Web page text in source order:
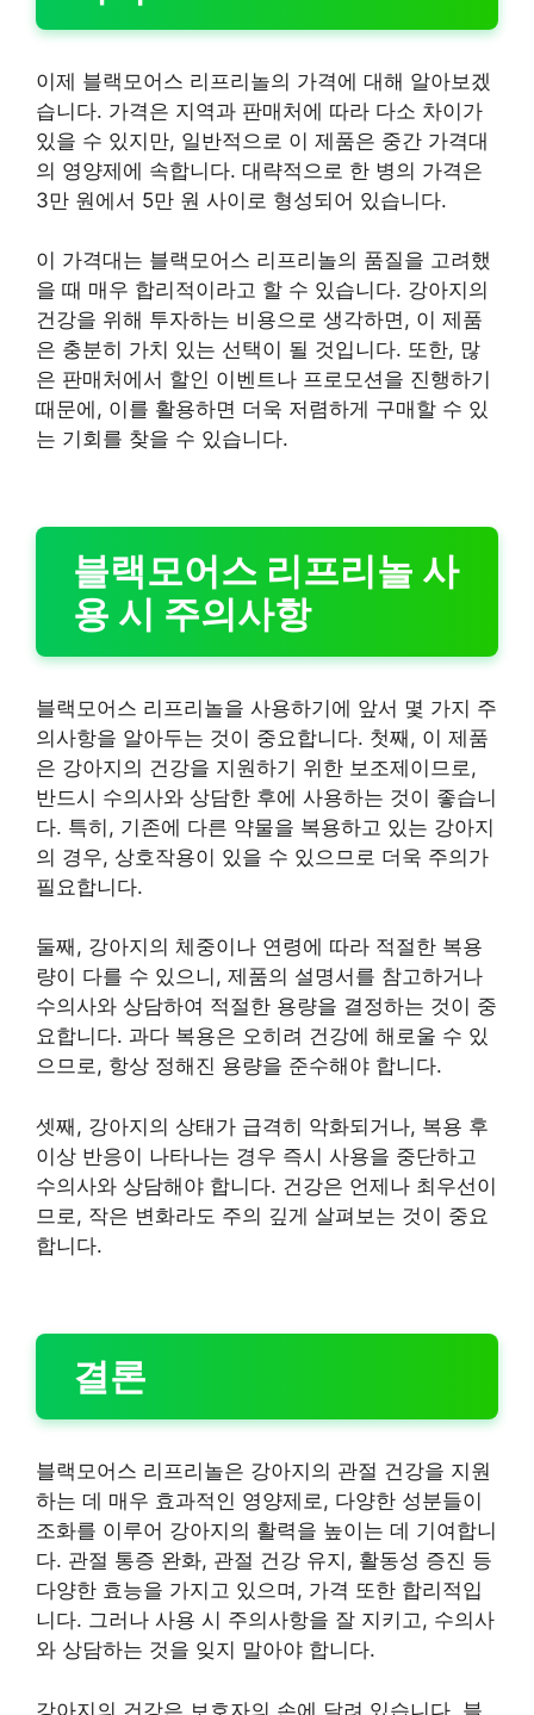
이제 블랙모어스 리프리놀의 가격에 대해 알아보겠
습니다. 가격은 지역과 판매처에 따라 다소 차이가
있을 수 있지만, 일반적으로 이 제품은 중간 가격대
의 영양제에 속합니다. 대략적으로 한 병의 가격은
3만 원에서 5만 원 사이로 형성되어 있습니다.
이 가격대는 블랙모어스 리프리놀의 품질을 고려했
을 때 매우 합리적이라고 할 수 있습니다. 강아지의
건강을 위해 투자하는 비용으로 생각하면, 이 제품
은 충분히 가치 있는 선택이 될 것입니다. 또한, 많
은 판매처에서 할인 이벤트나 프로모션을 진행하기
때문에, 이를 활용하면 더욱 저렴하게 구매할 수 있
는 기회를 찾을 수 있습니다.
블랙모어스 리프리놀 사
용 시 주의사항
블랙모어스 리프리놀을 사용하기에 앞서 몇 가지 주
의사항을 알아두는 것이 중요합니다. 첫째, 이 제품
은 강아지의 건강을 지원하기 위한 보조제이므로,
반드시 수의사와 상담한 후에 사용하는 것이 좋습니
다. 특히, 기존에 다른 약물을 복용하고 있는 강아지
의 경우, 상호작용이 있을 수 있으므로 더욱 주의가
필요합니다.
둘째, 강아지의 체중이나 연령에 따라 적절한 복용
량이 다를 수 있으니, 제품의 설명서를 참고하거나
수의사와 상담하여 적절한 용량을 결정하는 것이 중
요합니다. 과다 복용은 오히려 건강에 해로울 수 있
으므로, 항상 정해진 용량을 준수해야 합니다.
셋째, 강아지의 상태가 급격히 악화되거나, 복용 후
이상 반응이 나타나는 경우 즉시 사용을 중단하고
수의사와 상담해야 합니다. 건강은 언제나 최우선이
므로, 작은 변화라도 주의 깊게 살펴보는 것이 중요
합니다.
결론
블랙모어스 리프리놀은 강아지의 관절 건강을 지원
하는 데 매우 효과적인 영양제로, 다양한 성분들이
조화를 이루어 강아지의 활력을 높이는 데 기여합니
다. 관절 통증 완화, 관절 건강 유지, 활동성 증진 등
다양한 효능을 가지고 있으며, 가격 또한 합리적입
니다. 그러나 사용 시 주의사항을 잘 지키고, 수의사
와 상담하는 것을 잊지 말아야 합니다.
강아지의 건강은 보호자의 손에 달려 있습니다. 블